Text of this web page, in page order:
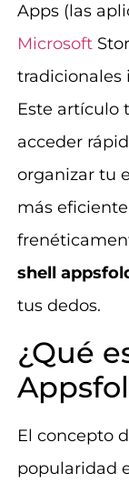
Apps (las
Microsoft
tradicionales
Este artículo
acceder
organizar tu
más
shell
tus dedos.
¿Qué
El concepto
popularidad